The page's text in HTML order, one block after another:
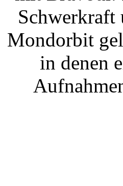
Schwerkraft
Mondorbit
in denen